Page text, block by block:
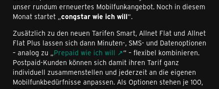
unser rundum erneuertes Mobilfunkangebot. Noch in diesem
Monat startet „congstar wie ich will“.
Zusätzlich zu den neuen Tarifen Smart, Allnet Flat und Allnet
Flat Plus lassen sich dann Minuten-, SMS- und Datenoptionen
– analog zu „Prepaid wie ich will
“ – flexibel kombinieren.
Postpaid-Kunden können sich damit ihren Tarif ganz
individuell zusammenstellen und jederzeit an die eigenen
Mobilfunkbedürfnisse anpassen. Als Optionen stehen je 100,